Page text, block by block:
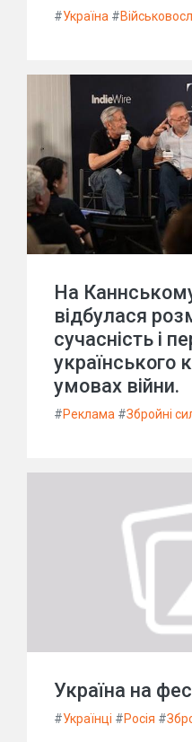
#Україна #
На
відбулася
сучасність і
українського
умовах війни.
#Реклама #Збройні
Україна на
#Українці #Росія #